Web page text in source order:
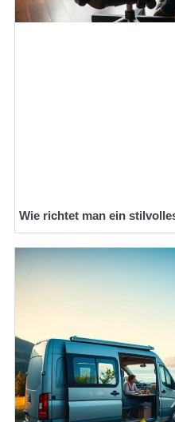
Wie richtet man ein